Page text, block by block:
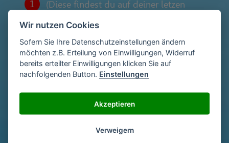
1
(Diese findest du auf deiner letzen
2
Gib deinen Namen und deine Adresse
ein
Unterschriebe das Schreiben mit deinem
Namen oder lade eine Unterschrift hoch
Wir nutzen Cookies
Sofern Sie Ihre Datenschutzeinstellungen ändern
möchten z.B. Erteilung von Einwilligungen, Widerruf
bereits erteilter Einwilligungen klicken Sie auf
nachfolgenden Button. Einstellungen
Akzeptieren
Verweigern